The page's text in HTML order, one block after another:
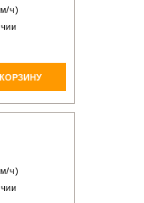
ч)
ч)